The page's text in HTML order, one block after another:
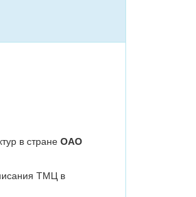
в стране ОАО
ТМЦ в